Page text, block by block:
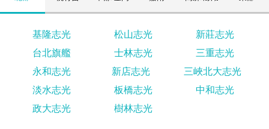
基隆志光 松山志光
新莊志光
台北旗艦
士林志光
三重志光
永和志光
新店志光
三峽北大志光
淡水志光
板橋志光
中和志光
政大志光
樹林志光